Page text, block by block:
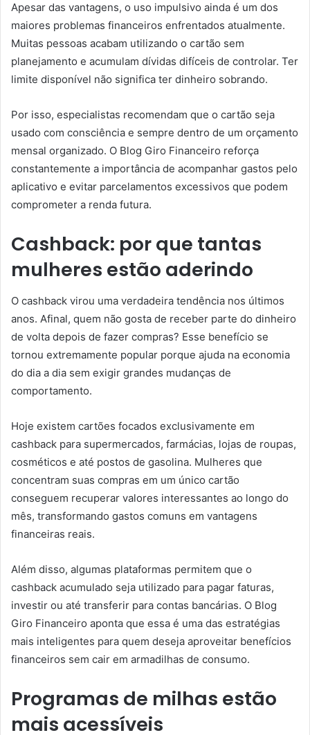
Apesar das vantagens, o uso impulsivo ainda é um dos
maiores problemas financeiros enfrentados atualmente.
Muitas pessoas acabam utilizando o cartão sem
planejamento e acumulam dívidas difíceis de controlar. Ter
limite disponível não significa ter dinheiro sobrando.
Por isso, especialistas recomendam que o cartão seja
usado com consciência e sempre dentro de um orçamento
mensal organizado. O Blog Giro Financeiro reforça
constantemente a importância de acompanhar gastos pelo
aplicativo e evitar parcelamentos excessivos que podem
comprometer a renda futura.
Cashback: por que tantas
mulheres estão aderindo
O cashback virou uma verdadeira tendência nos últimos
anos. Afinal, quem não gosta de receber parte do dinheiro
de volta depois de fazer compras? Esse benefício se
tornou extremamente popular porque ajuda na economia
do dia a dia sem exigir grandes mudanças de
comportamento.
Hoje existem cartões focados exclusivamente em
cashback para supermercados, farmácias, lojas de roupas,
cosméticos e até postos de gasolina. Mulheres que
concentram suas compras em um único cartão
conseguem recuperar valores interessantes ao longo do
mês, transformando gastos comuns em vantagens
financeiras reais.
Além disso, algumas plataformas permitem que o
cashback acumulado seja utilizado para pagar faturas,
investir ou até transferir para contas bancárias. O Blog
Giro Financeiro aponta que essa é uma das estratégias
mais inteligentes para quem deseja aproveitar benefícios
financeiros sem cair em armadilhas de consumo.
Programas de milhas estão
mais acessíveis